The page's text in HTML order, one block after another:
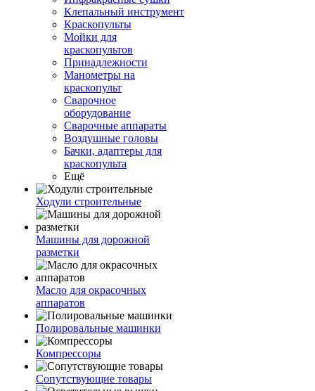
Клепальный инструмент
Краскопульты
Мойки для
краскопультов
Принадлежности
Манометры на
краскопульт
Сварочное
оборудование
Сварочные аппараты
Воздушные головы
Бачки, адаптеры для
краскопульта
Ещё
Ходули строительные
Машины для дорожной
разметки
Масло для окрасочных
аппаратов
Полировальные машинки
Компрессоры
Сопутствующие товары